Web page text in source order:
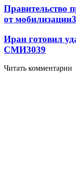
Правительство
от мобилизации
Иран готовил
СМИ3039
Читать комментарии